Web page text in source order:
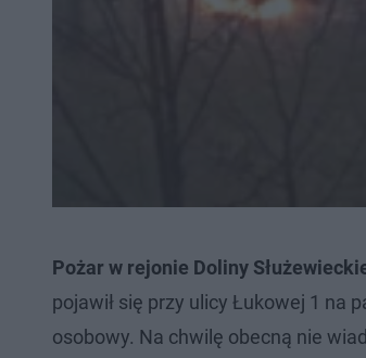
Pożar w rejonie Doliny
pojawił się przy ulicy Łukowej 1 na
osobowy. Na chwilę obecną nie